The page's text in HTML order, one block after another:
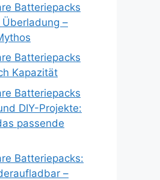
Batteriepacks
–
Batteriepacks
Kapazität
Batteriepacks
DIY-Projekte:
passende
Batteriepacks:
–